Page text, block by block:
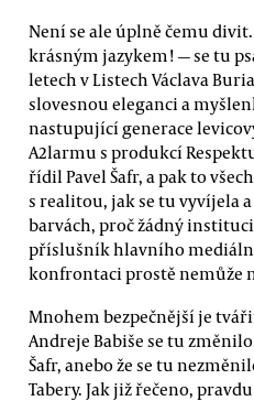
Není se ale úplně čemu
krásným jazykem! — se tu
letech v Listech Václava
slovesnou eleganci a
nastupující generace
A2larmu s produkcí
řídil Pavel Šafr, a pak to
s realitou, jak se tu vyvíjela
barvách, proč žádný
příslušník hlavního
konfrontaci prostě nemůže
Mnohem bezpečnější je
Andreje Babiše se tu
Šafr, anebo že se tu
Tabery. Jak již řečeno,